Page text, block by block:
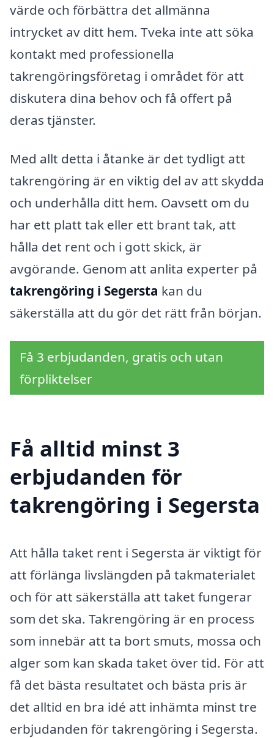
värde och förbättra det allmänna
intrycket av ditt hem. Tveka inte att söka
kontakt med professionella
takrengöringsföretag i området för att
diskutera dina behov och få offert på
deras tjänster.
Med allt detta i åtanke är det tydligt att
takrengöring är en viktig del av att skydda
och underhålla ditt hem. Oavsett om du
har ett platt tak eller ett brant tak, att
hålla det rent och i gott skick, är
avgörande. Genom att anlita experter på
takrengöring i Segersta kan du
säkerställa att du gör det rätt från början.
Få 3 erbjudanden, gratis och utan
förpliktelser
Få alltid minst 3
erbjudanden för
takrengöring i Segersta
Att hålla taket rent i Segersta är viktigt för
att förlänga livslängden på takmaterialet
och för att säkerställa att taket fungerar
som det ska. Takrengöring är en process
som innebär att ta bort smuts, mossa och
alger som kan skada taket över tid. För att
få det bästa resultatet och bästa pris är
det alltid en bra idé att inhämta minst tre
erbjudanden för takrengöring i Segersta.